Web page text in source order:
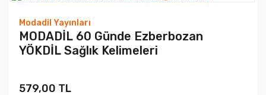
Modadil Yayınları
MODADİL 60 Günde Ezberbozan
YÖKDİL Sağlık Kelimeleri
579,00 TL